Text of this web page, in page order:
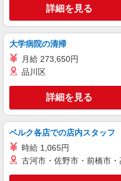
キッチン（
時給
加給＋100円
祝手当 土
らの許可が
証が必要と
パート
COCO’S 横浜白山店
時給
神奈川
詳細を見る
大学病院の清掃
月給 273,650円
品川区
詳細を見る
ベルク各店での店内スタッフ
時給 1,065円
古河市・佐野市・前橋市